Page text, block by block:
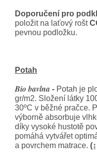
Doporučení pro
položit na laťový rošt
pevnou podložku.
Potah
Bio bavlna - Potah je
gr/m2. Složení látky
30ºC v běžné pračce.
výborně absorbuje
díky vysoké hustotě
pomáhá vytvářet
a povrchem matrace.